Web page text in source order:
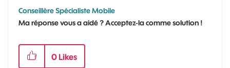
Conseillère Spécialiste Mobile
Ma réponse vous a aidé ? Acceptez-la comme solution !
0 Likes